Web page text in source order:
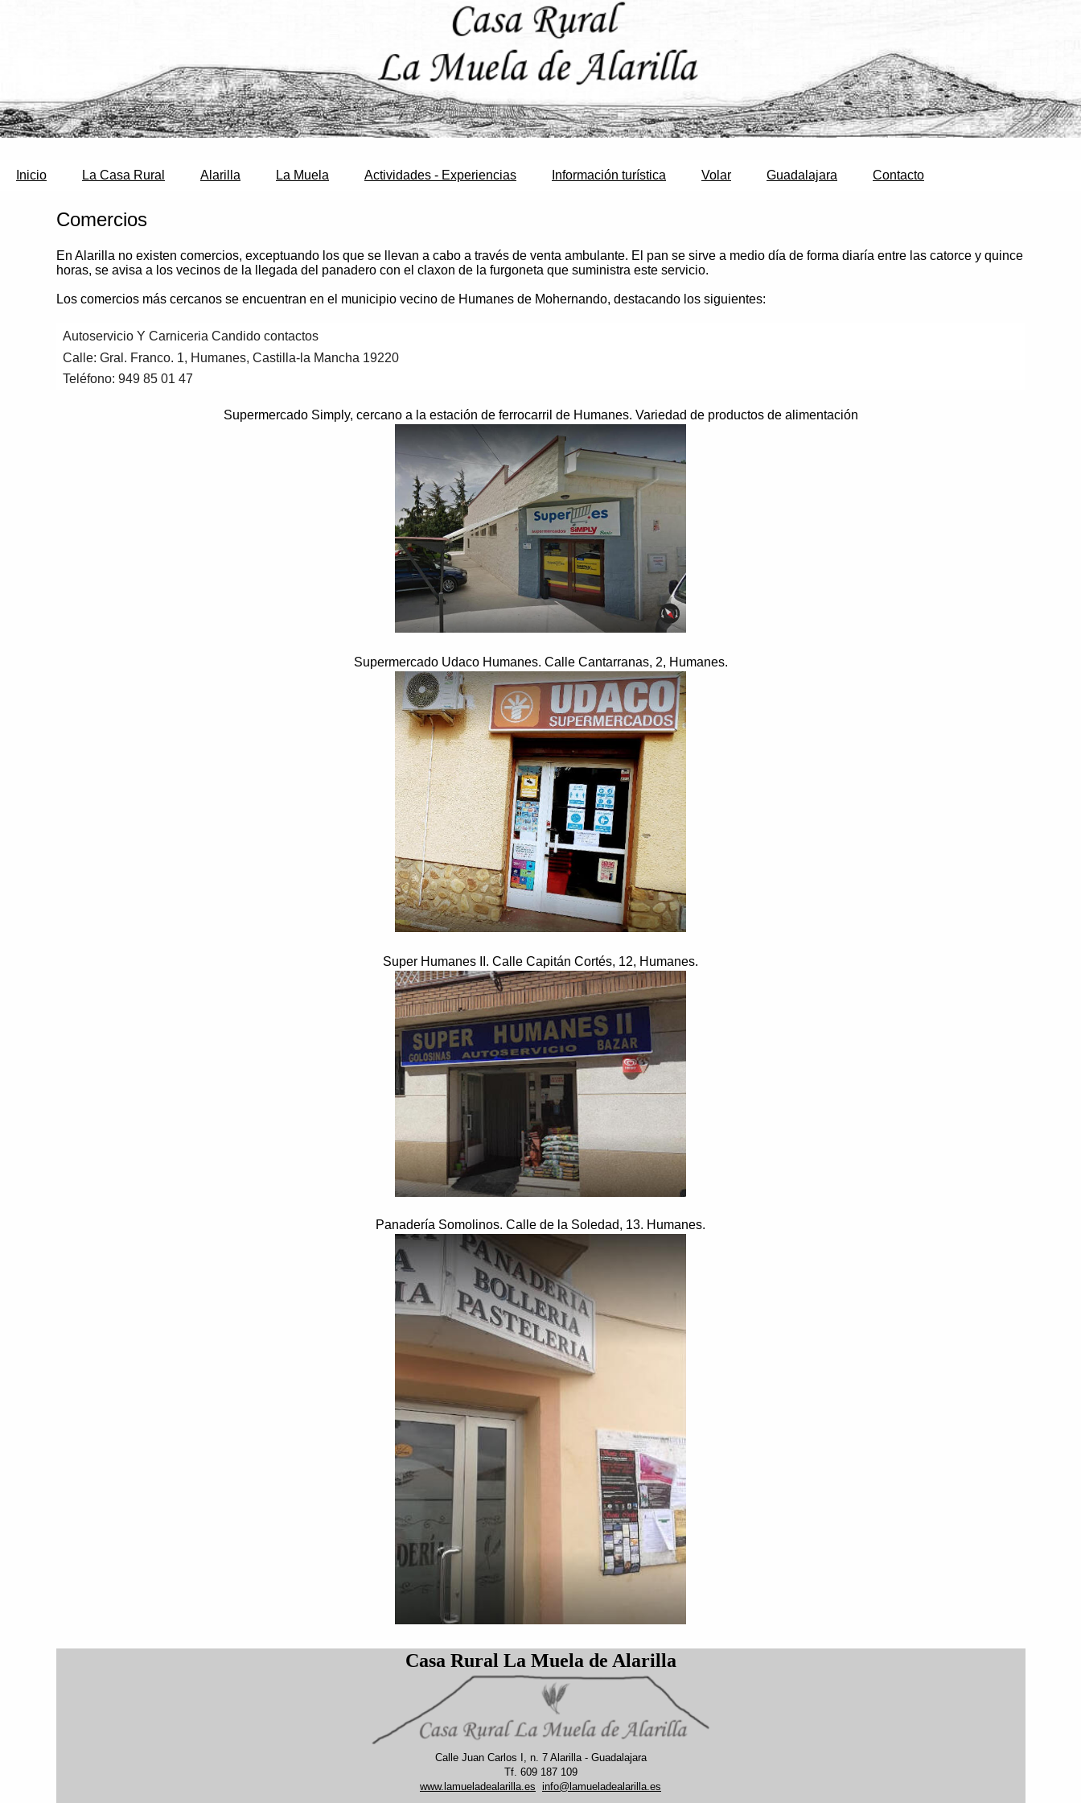
Inicio La Casa Rural Alarilla La Muela Actividades - Experiencias Información turística Volar Guadalajara Contacto
Comercios
En Alarilla no existen comercios, exceptuando los que se llevan a cabo a través de venta ambulante. El pan se sirve a medio día de forma diaría entre las catorce y quince
horas, se avisa a los vecinos de la llegada del panadero con el claxon de la furgoneta que suministra este servicio.
Los comercios más cercanos se encuentran en el municipio vecino de Humanes de Mohernando, destacando los siguientes:
Autoservicio Y Carniceria Candido contactos
Calle: Gral. Franco. 1, Humanes, Castilla-la Mancha 19220
Teléfono: 949 85 01 47
Supermercado Simply, cercano a la estación de ferrocarril de Humanes. Variedad de productos de alimentación
Supermercado Udaco Humanes. Calle Cantarranas, 2, Humanes.
Super Humanes II. Calle Capitán Cortés, 12, Humanes.
Panadería Somolinos. Calle de la Soledad, 13. Humanes.
Casa Rural La Muela de Alarilla
Calle Juan Carlos I, n. 7 Alarilla - Guadalajara
Tf. 609 187 109
www.lamueladealarilla.es info@lamueladealarilla.es